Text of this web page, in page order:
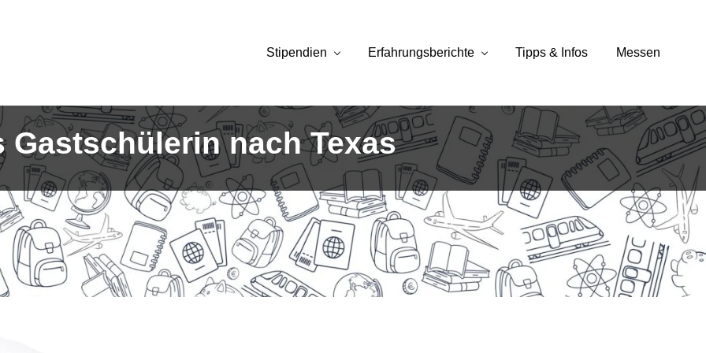
Stipendien Erfahrungsberichte Tipps & Infos Messen
Gastschülerin nach Texas